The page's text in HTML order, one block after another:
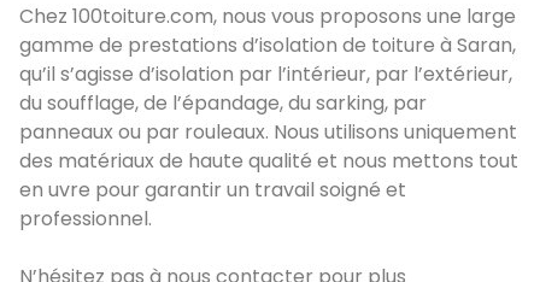
Chez 100toiture.com, nous vous proposons une large
gamme de prestations d’isolation de toiture à Saran,
qu’il s’agisse d’isolation par l’intérieur, par l’extérieur,
du soufflage, de l’épandage, du sarking, par
panneaux ou par rouleaux. Nous utilisons uniquement
des matériaux de haute qualité et nous mettons tout
en uvre pour garantir un travail soigné et
professionnel.